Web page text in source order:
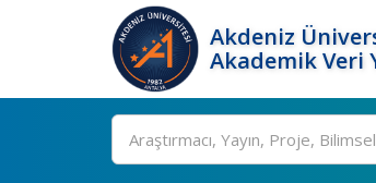
Akdeniz
Akademik Veri
Ara